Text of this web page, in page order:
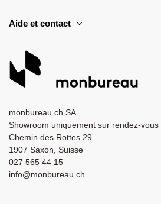
Aide et contact
monbureau.ch SA
Showroom uniquement sur rendez-vous
Chemin des Rottes 29
1907 Saxon, Suisse
027 565 44 15
info@monbureau.ch